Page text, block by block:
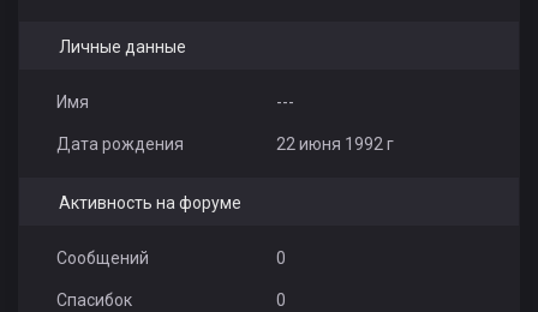
Личные данные
Имя ---
Дата рождения 22 июня 1992 г
Активность на форуме
Сообщений 0
Спасибок 0